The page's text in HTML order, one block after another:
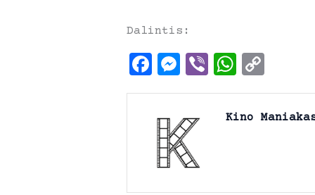
Dalintis:
F
a
e
b
o
M
e
s
e
n
V
i
W
h
a
o
p
Kino